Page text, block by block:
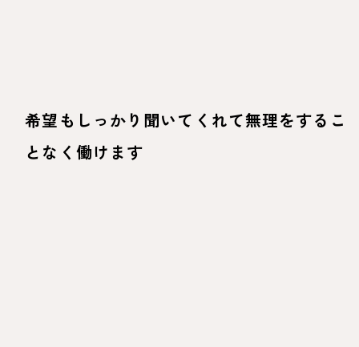
希望もしっかり聞いてくれて無理をするこ
となく働けます